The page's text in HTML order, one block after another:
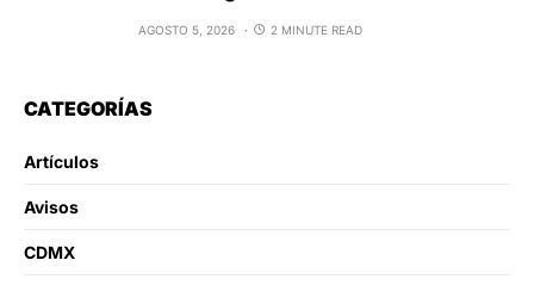
AGOSTO 5, 2026 2 MINUTE READ
CATEGORÍAS
Artículos
Avisos
CDMX